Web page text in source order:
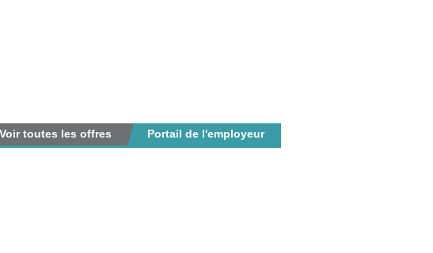
Portail de l'employeur
Voir toutes les offres